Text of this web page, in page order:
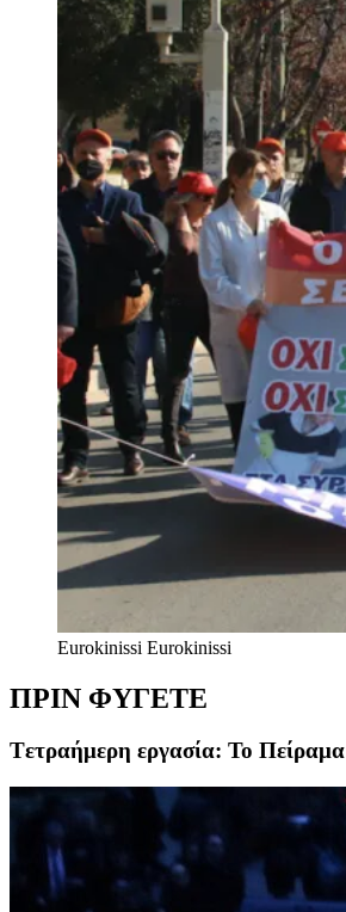
Eurokinissi Eurokinissi
ΠΡΙΝ ΦΥΓΕΤΕ
Tετραήμερη εργασία: Το Πείραμα